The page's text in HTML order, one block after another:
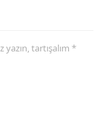
tartışalım *